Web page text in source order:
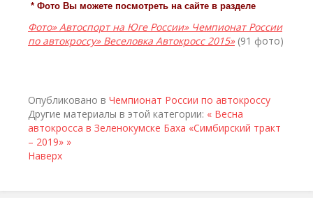
* Фото Вы можете посмотреть на сайте в разделе
Фото» Автоспорт на Юге России» Чемпионат России
по автокроссу» Веселовка Автокросс 2015»(91 фото)
Опубликовано в Чемпионат России по автокроссу
Другие материалы в этой категории: « Весна
автокросса в Зеленокумске Баха «Симбирский тракт
– 2019» »
Наверх